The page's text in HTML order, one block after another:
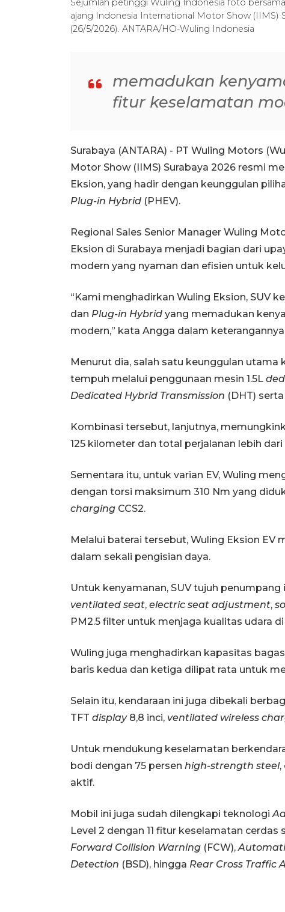
Sejumlah petinggi Wuling Indonesia foto
ajang Indonesia International Motor Show (IIMS)
(26/5/2026). ANTARA/HO-Wuling Indonesia
memadukan
fitur keselamatan
Surabaya (ANTARA) - PT Wuling Motors
Motor Show (IIMS) Surabaya 2026 resmi
Eksion, yang hadir dengan keunggulan
Plug-in Hybrid (PHEV).
Regional Sales Senior Manager Wuling
Eksion di Surabaya menjadi bagian dari
modern yang nyaman dan efisien untuk
“Kami menghadirkan Wuling Eksion, SUV
dan Plug-in Hybrid yang memadukan
modern,” kata Angga dalam keterangannya
Menurut dia, salah satu keunggulan utama
tempuh melalui penggunaan mesin 1.5L
Dedicated Hybrid Transmission (DHT)
Kombinasi tersebut, lanjutnya,
125 kilometer dan total perjalanan lebih
Sementara itu, untuk varian EV, Wuling
dengan torsi maksimum 310 Nm yang
charging CCS2.
Melalui baterai tersebut, Wuling Eksion
dalam sekali pengisian daya.
Untuk kenyamanan, SUV tujuh penumpang
ventilated seat, electric seat adjustment,
PM2.5 filter untuk menjaga kualitas udara
Wuling juga menghadirkan kapasitas
baris kedua dan ketiga dilipat rata untuk
Selain itu, kendaraan ini juga dibekali
TFT display8,8 inci, ventilated wireless
Untuk mendukung keselamatan
bodi dengan 75 persen high-strength steel,
aktif.
Mobil ini juga sudah dilengkapi teknologi
Level 2 dengan 11 fitur keselamatan cerdas
Forward Collision Warning (FCW),
Detection (BSD), hingga Rear Cross Traffic